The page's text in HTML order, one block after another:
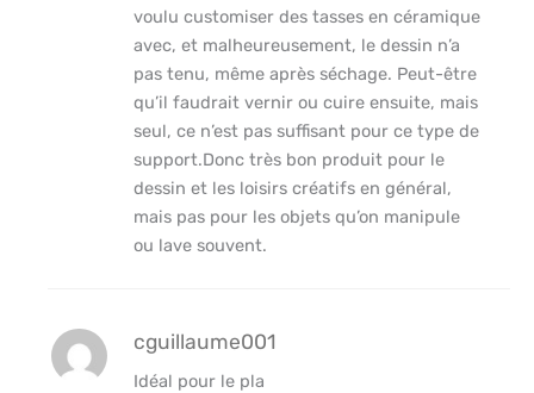
voulu customiser des tasses en céramique
avec, et malheureusement, le dessin n’a
pas tenu, même après séchage. Peut-être
qu’il faudrait vernir ou cuire ensuite, mais
seul, ce n’est pas suffisant pour ce type de
support.Donc très bon produit pour le
dessin et les loisirs créatifs en général,
mais pas pour les objets qu’on manipule
ou lave souvent.
cguillaume001
Idéal pour le pla